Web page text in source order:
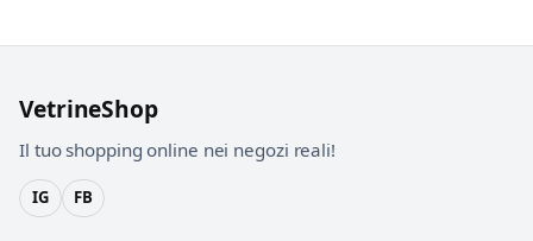
VetrineShop
Il tuo shopping online nei negozi reali!
IG FB